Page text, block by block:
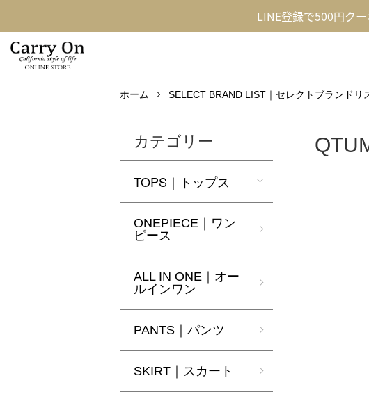
LINE登録で500円ク
ホーム SELECT BRAND LIST｜セレクトブランドリ
カテゴリー
TOPS｜トップス
ONEPIECE｜ワン
ピース
ALL IN ONE｜オー
ルインワン
PANTS｜パンツ
SKIRT｜スカート